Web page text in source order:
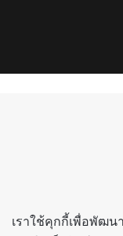
เราใช้คุกกี้เพื่อพัฒ